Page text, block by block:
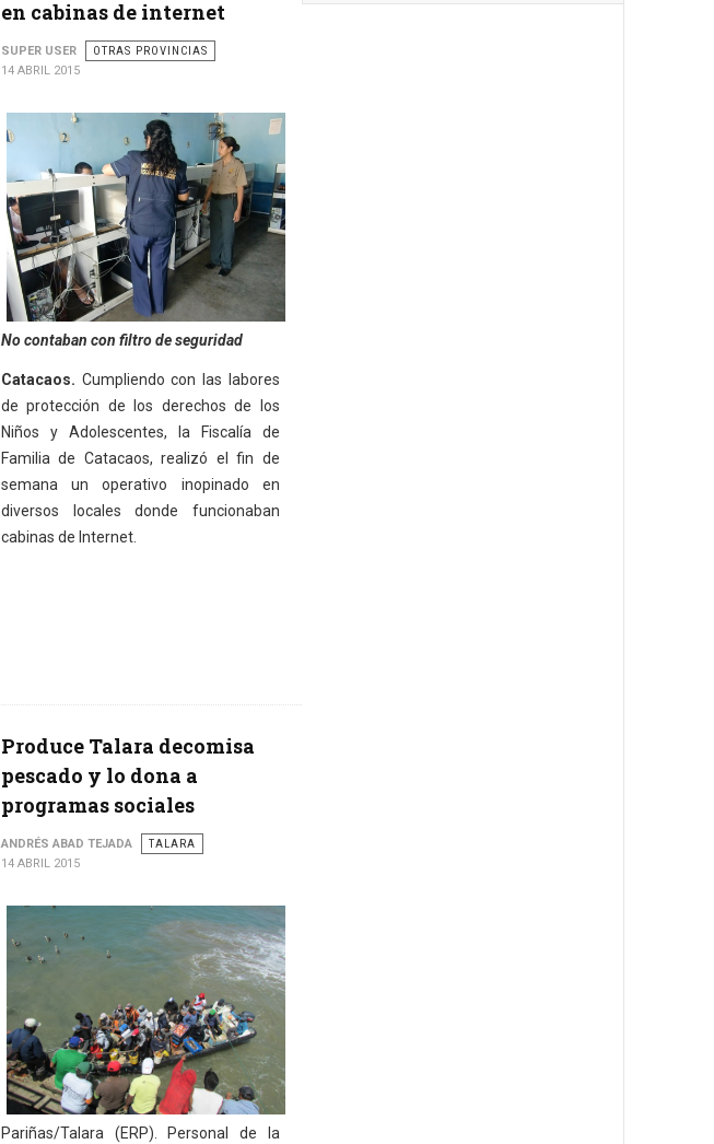
en cabinas de internet
SUPER USER
OTRAS PROVINCIAS
14 ABRIL 2015
No contaban con filtro de seguridad
Catacaos. Cumpliendo con las labores
de protección de los derechos de los
Niños y Adolescentes, la Fiscalía de
Familia de Catacaos, realizó el fin de
semana un operativo inopinado en
diversos locales donde funcionaban
cabinas de Internet.
Produce Talara decomisa
pescado y lo dona a
programas sociales
ANDRÉS ABAD TEJADA
TALARA
14 ABRIL 2015
Pariñas/Talara (ERP). Personal de la